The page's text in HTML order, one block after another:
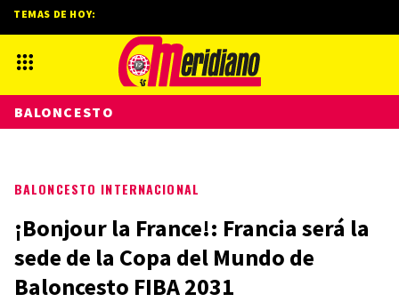
BALONCESTO INTERNACIONAL
¡Bonjour la France!: Francia será la
sede de la Copa del Mundo de
Baloncesto FIBA 2031
TEMAS DE HOY:
BALONCESTO